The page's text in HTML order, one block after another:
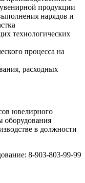
продукции
нарядов и
технологических
процесса на
расходных
ювелирного
оборудования
в должности
8-903-803-99-99